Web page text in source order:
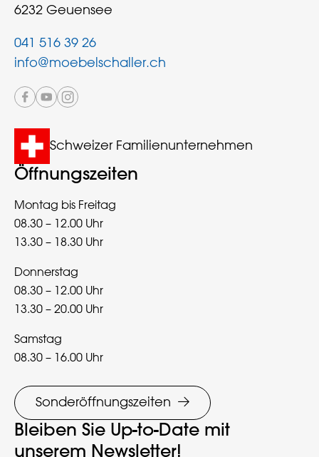
6232 Geuensee
041 516 39 26
info@moebelschaller.ch
Schweizer Familienunternehmen
Öffnungszeiten
Montag bis Freitag
08.30 – 12.00 Uhr
13.30 – 18.30 Uhr
Donnerstag
08.30 – 12.00 Uhr
13.30 – 20.00 Uhr
Samstag
08.30 – 16.00 Uhr
Sonderöffnungszeiten
Bleiben Sie Up-to-Date mit
unserem Newsletter!